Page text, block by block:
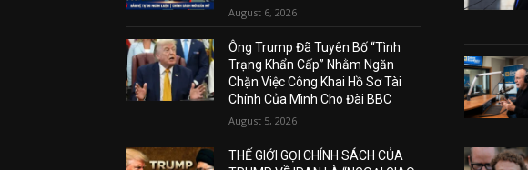
August 6, 2026
Ông Trump Đã Tuyên Bố “Tình
Trạng Khẩn Cấp” Nhằm Ngăn
Chặn Việc Công Khai Hồ Sơ Tài
Chính Của Mình Cho Đài BBC
August 5, 2026
THẾ GIỚI GỌI CHÍNH SÁCH CỦA